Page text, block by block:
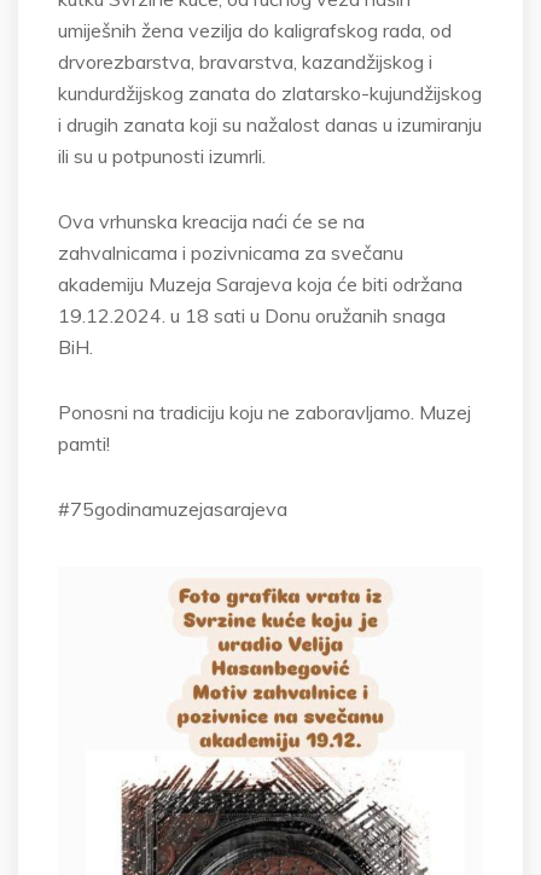
umiješnih žena vezilja do kaligrafskog rada, od
drvorezbarstva, bravarstva, kazandžijskog i
kundurdžijskog zanata do zlatarsko-kujundžijskog
i drugih zanata koji su nažalost danas u izumiranju
ili su u potpunosti izumrli.
Ova vrhunska kreacija naći će se na
zahvalnicama i pozivnicama za svečanu
akademiju Muzeja Sarajeva koja će biti održana
19.12.2024. u 18 sati u Donu oružanih snaga
BiH.
Ponosni na tradiciju koju ne zaboravljamo. Muzej
pamti!
#75godinamuzejasarajeva